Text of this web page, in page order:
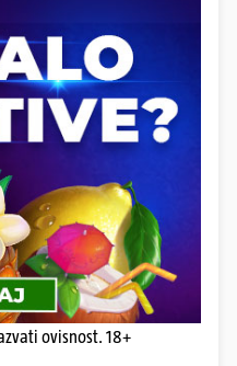
ovisnost. 18+